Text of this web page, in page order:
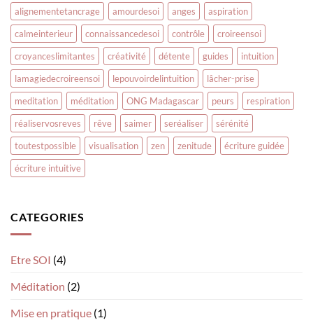
alignementetancrage amourdesoi anges
aspiration
calmeinterieur
connaissancedesoi contrôle
croireensoi
croyanceslimitantes
créativité détente guides
intuition
lamagiedecroireensoi
lepouvoirdelintuition
lâcher-prise
meditation
méditation ONG Madagascar peurs
respiration
réaliservosreves
rêve saimer seréaliser
sérénité
toutestpossible
visualisation zen zenitude
écriture guidée
écriture intuitive
CATEGORIES
Etre SOI (4)
Méditation (2)
Mise en pratique (1)